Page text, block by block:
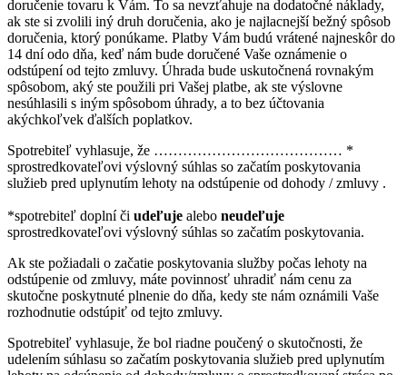
doručenie tovaru k Vám. To sa nevzťahuje na dodatočné náklady,
ak ste si zvolili iný druh doručenia, ako je najlacnejší bežný spôsob
doručenia, ktorý ponúkame. Platby Vám budú vrátené najneskôr do
14 dní odo dňa, keď nám bude doručené Vaše oznámenie o
odstúpení od tejto zmluvy. Úhrada bude uskutočnená rovnakým
spôsobom, aký ste použili pri Vašej platbe, ak ste výslovne
nesúhlasili s iným spôsobom úhrady, a to bez účtovania
akýchkoľvek ďalších poplatkov.
Spotrebiteľ vyhlasuje, že ………………………………… *
sprostredkovateľovi výslovný súhlas so začatím poskytovania
služieb pred uplynutím lehoty na odstúpenie od dohody / zmluvy .
*spotrebiteľ doplní či udeľuje alebo neudeľuje
sprostredkovateľovi výslovný súhlas so začatím poskytovania.
Ak ste požiadali o začatie poskytovania služby počas lehoty na
odstúpenie od zmluvy, máte povinnosť uhradiť nám cenu za
skutočne poskytnuté plnenie do dňa, kedy ste nám oznámili Vaše
rozhodnutie odstúpiť od tejto zmluvy.
Spotrebiteľ vyhlasuje, že bol riadne poučený o skutočnosti, že
udelením súhlasu so začatím poskytovania služieb pred uplynutím